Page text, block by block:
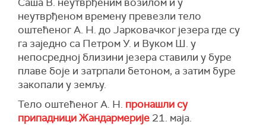
неутврђеном времену превезли тело
оштећеног А. Н. до Јарковачког језера где су
га заједно са Петром У. и Вуком Ш. у
непосредној близини језера ставили у буре
плаве боје и затрпали бетоном, а затим буре
закопали у земљу.
Тело оштећеног А. Н. пронашли су
припадници Жандармерије 21. маја.